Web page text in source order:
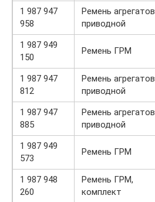
1 987 947
958
Ремень агрегатов
приводной
1 987 949
150
Ремень ГРМ
1 987 947
812
Ремень агрегатов
приводной
1 987 947
885
Ремень агрегатов
приводной
1 987 949
573
Ремень ГРМ
1 987 948
260
Ремень ГРМ,
комплект